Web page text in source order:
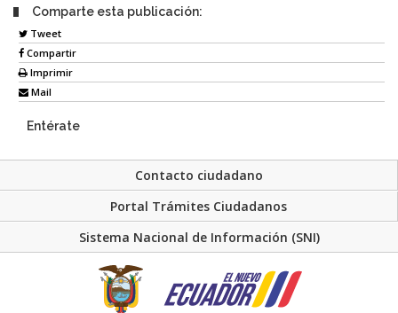
Comparte esta publicación:
Tweet
Compartir
Imprimir
Mail
Entérate
Contacto ciudadano
Portal Trámites Ciudadanos
Sistema Nacional de Información (SNI)